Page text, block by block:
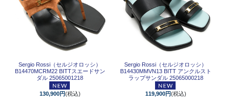
Sergio Rossi（セルジオロッシ）
B14470MCRM22 BITTスエードサン
ダル 25065001218
130,900円(税込)
Sergio Rossi（セルジオロッシ）
B14430MMVN13 BITT アンクルスト
ラップサンダル 25065000218
119,900円(税込)